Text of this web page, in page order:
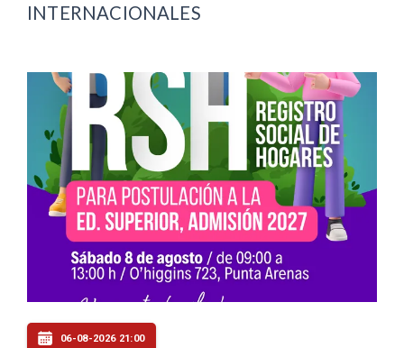
INTERNACIONALES
06-08-2026 21:00